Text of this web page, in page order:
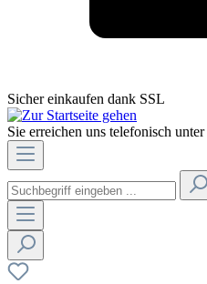
Sicher einkaufen dank SSL
Sie erreichen uns telefonisch unter